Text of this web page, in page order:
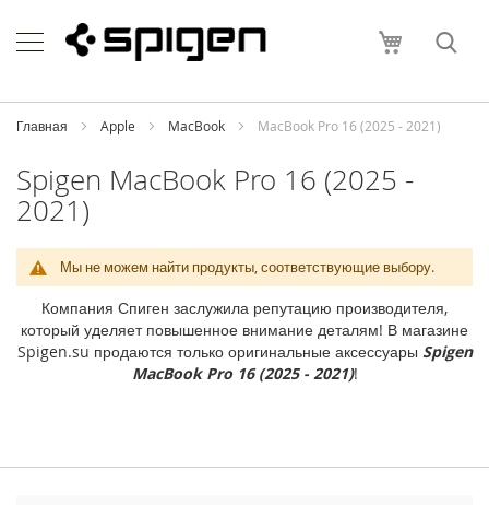
to
Content
Моя
h
o
i
P
h
o
n
1
7
x
Главная Apple MacBook MacBook Pro 16 (2025 - 2021)
Spigen MacBook Pro 16 (2025 -
2021)
Мы не можем найти продукты, соответствующие выбору.
Компания Спиген заслужила репутацию производителя,
который уделяет повышенное внимание деталям! В магазине
Spigen.su продаются только оригинальные аксессуары Spigen
MacBook Pro 16 (2025 - 2021)!